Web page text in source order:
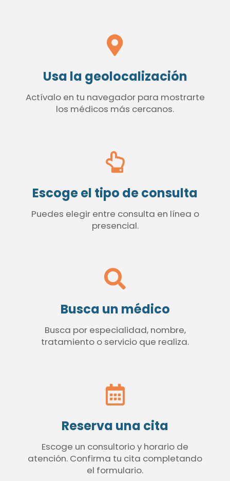
Usa la geolocalización
Actívalo en tu navegador para mostrarte
los médicos más cercanos.
Escoge el tipo de consulta
Puedes elegir entre consulta en línea o
presencial.
Busca un médico
Busca por especialidad, nombre,
tratamiento o servicio que realiza.
Reserva una cita
Escoge un consultorio y horario de
atención. Confirma tu cita completando
el formulario.